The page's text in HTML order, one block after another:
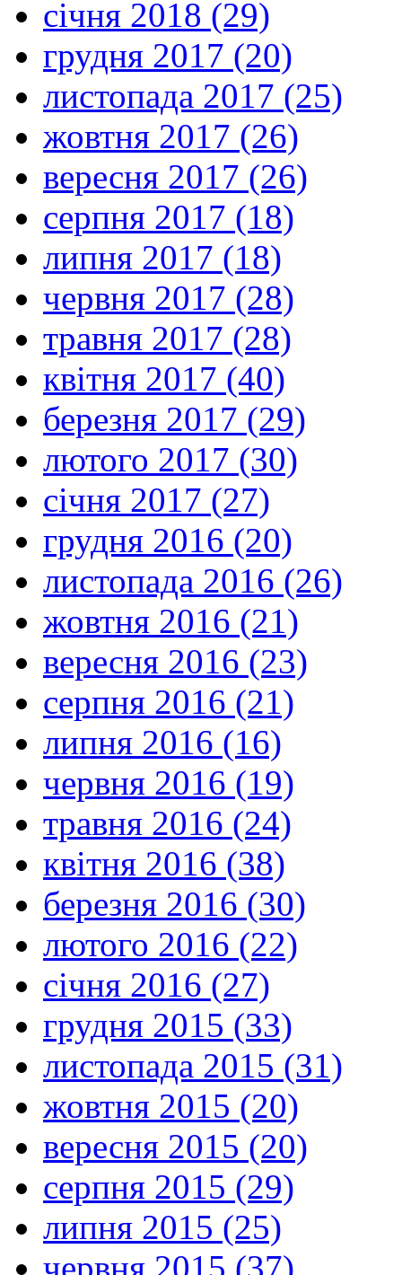
січня 2018 (29)
грудня 2017 (20)
листопада 2017 (25)
жовтня 2017 (26)
вересня 2017 (26)
серпня 2017 (18)
липня 2017 (18)
червня 2017 (28)
травня 2017 (28)
квітня 2017 (40)
березня 2017 (29)
лютого 2017 (30)
січня 2017 (27)
грудня 2016 (20)
листопада 2016 (26)
жовтня 2016 (21)
вересня 2016 (23)
серпня 2016 (21)
липня 2016 (16)
червня 2016 (19)
травня 2016 (24)
квітня 2016 (38)
березня 2016 (30)
лютого 2016 (22)
січня 2016 (27)
грудня 2015 (33)
листопада 2015 (31)
жовтня 2015 (20)
вересня 2015 (20)
серпня 2015 (29)
липня 2015 (25)
червня 2015 (37)